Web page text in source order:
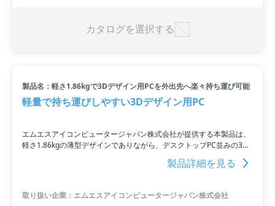
カタログを選択する
製品名：軽さ1.86kgで3Dデザイン用PCを外出先へ楽々持ち運び可能
軽量で持ち運びしやすい3Dデザイン用PC
エムエスアイコンピュータージャパン株式会社が提供する本製品は、
軽さ1.86kgの薄型デザインでありながら、デスクトップPC並みの3D
映像処理性能を持つノートPCです。GeForce RTX 4050 Laptop GPU
を搭載し、3Dデザインや3Dモデリング作業を場所を問わずに行うこ
やソフトの起動も高速化されています。クリエイティブ作業を行うパ
ソコンを持ち運びたい方や、限られたスペースで設置できる3Dデザイ
製品詳細を見る
取り扱い企業：エムエスアイコンピュータージャパン株式会社